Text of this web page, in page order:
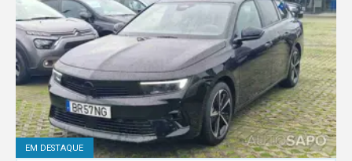
EM DESTAQUE